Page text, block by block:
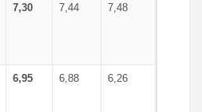
7,30 7,44 7,48
6,95 6,88 6,26